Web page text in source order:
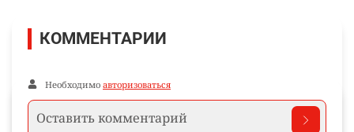
КОММЕНТАРИИ
Необходимо авторизоваться